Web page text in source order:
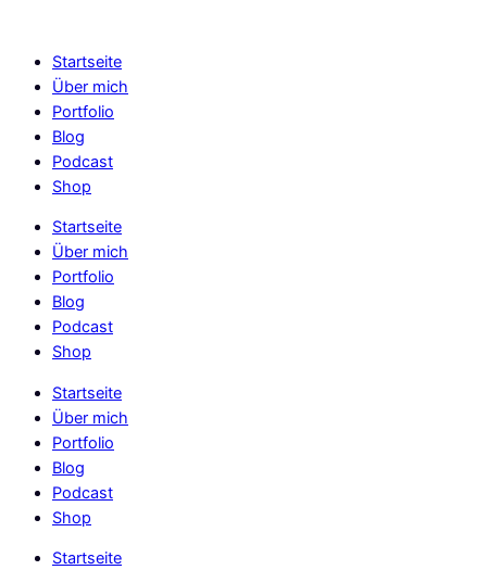
contentStartseite
Über mich
Portfolio
Blog
Podcast
Shop
Startseite
Über mich
Portfolio
Blog
Podcast
Shop
Startseite
Über mich
Portfolio
Blog
Podcast
Shop
Startseite